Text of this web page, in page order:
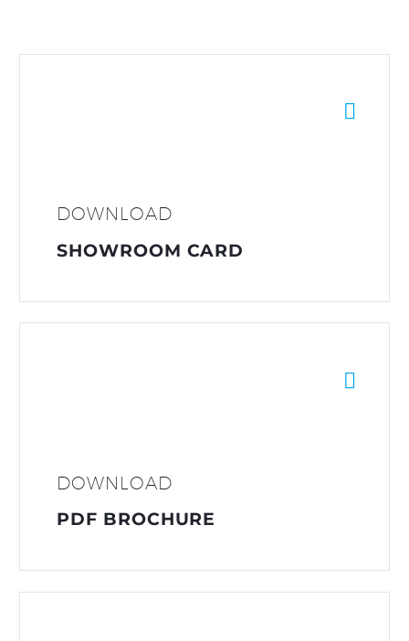


DOWNLOAD
SHOWROOM CARD


DOWNLOAD
PDF BROCHURE